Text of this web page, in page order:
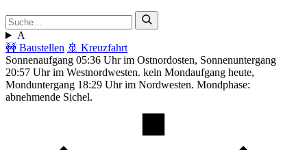
A
🚧 Baustellen 🚢 Kreuzfahrt
Sonnenaufgang 05:36 Uhr im Ostnordosten, Sonnenuntergang
20:57 Uhr im Westnordwesten. kein Mondaufgang heute,
Monduntergang 18:29 Uhr im Nordwesten. Mondphase:
abnehmende Sichel.